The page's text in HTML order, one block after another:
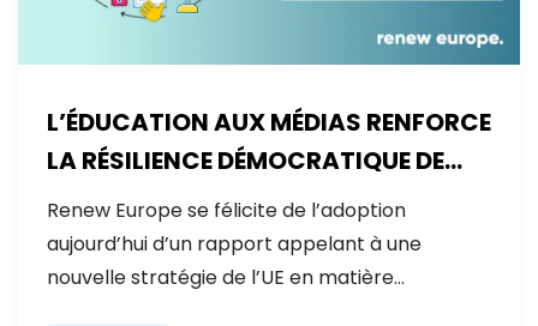
L’ÉDUCATION AUX MÉDIAS RENFORCE
LA RÉSILIENCE DÉMOCRATIQUE DE
L’EUROPE
Renew Europe se félicite de l’adoption
aujourd’hui d’un rapport appelant à une
nouvelle stratégie de l’UE en matière…